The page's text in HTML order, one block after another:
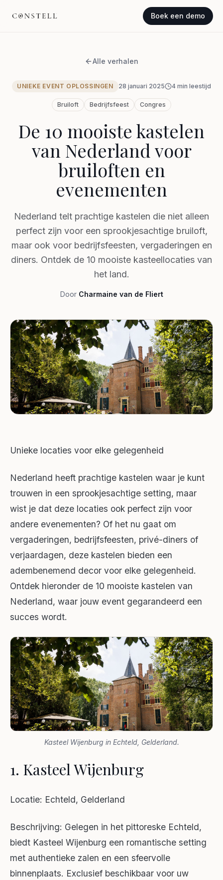
Boek een demo
Alle verhalen
UNIEKE EVENT OPLOSSINGEN 28 januari 2025 4min leestijd
Bruiloft Bedrijfsfeest Congres
De 10 mooiste kastelen
van Nederland voor
bruiloften en
evenementen
Nederland telt prachtige kastelen die niet alleen
perfect zijn voor een sprookjesachtige bruiloft,
maar ook voor bedrijfsfeesten, vergaderingen en
diners. Ontdek de 10 mooiste kasteellocaties van
het land.
Door Charmaine van de Fliert
Unieke locaties voor elke gelegenheid
Nederland heeft prachtige kastelen waar je kunt
trouwen in een sprookjesachtige setting, maar
wist je dat deze locaties ook perfect zijn voor
andere evenementen? Of het nu gaat om
vergaderingen, bedrijfsfeesten, privé-diners of
verjaardagen, deze kastelen bieden een
adembenemend decor voor elke gelegenheid.
Ontdek hieronder de 10 mooiste kastelen van
Nederland, waar jouw event gegarandeerd een
succes wordt.
Kasteel Wijenburg in Echteld, Gelderland.
1. Kasteel Wijenburg
Locatie: Echteld, Gelderland
Beschrijving: Gelegen in het pittoreske Echteld,
biedt Kasteel Wijenburg een romantische setting
met authentieke zalen en een sfeervolle
binnenplaats. Exclusief beschikbaar voor uw